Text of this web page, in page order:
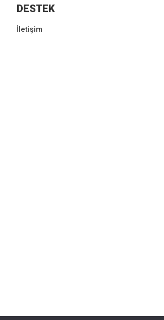
DESTEK
İletişim